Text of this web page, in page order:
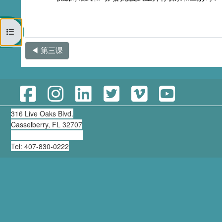
打开课程索引
◀︎ 第三课
316 Live Oaks Blvd.
Casselberry, FL 32707
Tel: 407-830-0222